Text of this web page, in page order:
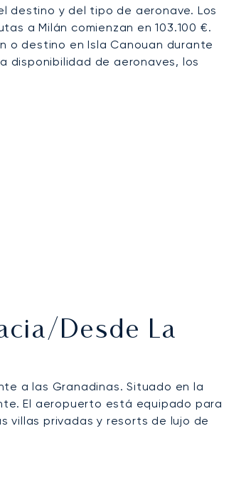
destino y del tipo de aeronave. Los
a Milán comienzan en 103.100 €.
o destino en Isla Canouan durante
disponibilidad de aeronaves, los
desde La
a las Granadinas. Situado en la
El aeropuerto está equipado para
villas privadas y resorts de lujo de